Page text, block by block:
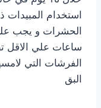
استخدام المبيدات
ساعات علي الاقل
الفرشات التي
البق